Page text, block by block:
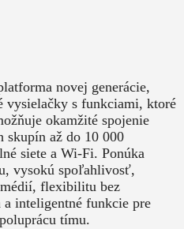
novej generácie,
vysielačky s funkciami, ktoré
okamžité spojenie
až do 10 000
siete a Wi-Fi. Ponúka
vysokú spoľahlivosť,
flexibilitu bez
a inteligentné funkcie pre
tímu.